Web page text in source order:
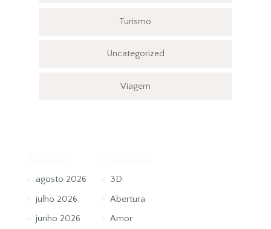
Turismo
Uncategorized
Viagem
agosto 2026
julho 2026
junho 2026
3D
Abertura
Amor